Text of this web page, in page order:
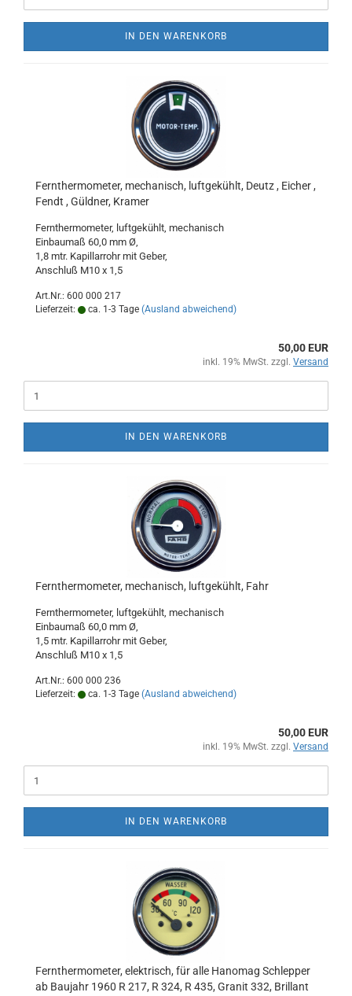
IN DEN WARENKORB
Fernthermometer, mechanisch, luftgekühlt, Deutz , Eicher ,
Fendt , Güldner, Kramer
Fernthermometer, luftgekühlt, mechanisch
Einbaumaß 60,0 mm Ø,
1,8 mtr. Kapillarrohr mit Geber,
Anschluß M10 x 1,5
Art.Nr.: 600 000 217
Lieferzeit:
ca. 1-3 Tage (Ausland abweichend)
50,00 EUR
inkl. 19% MwSt. zzgl. Versand
IN DEN WARENKORB
Fernthermometer, mechanisch, luftgekühlt, Fahr
Fernthermometer, luftgekühlt, mechanisch
Einbaumaß 60,0 mm Ø,
1,5 mtr. Kapillarrohr mit Geber,
Anschluß M10 x 1,5
Art.Nr.: 600 000 236
Lieferzeit:
ca. 1-3 Tage (Ausland abweichend)
50,00 EUR
inkl. 19% MwSt. zzgl. Versand
IN DEN WARENKORB
Fernthermometer, elektrisch, für alle Hanomag Schlepper
ab Baujahr 1960 R 217, R 324, R 435, Granit 332, Brillant